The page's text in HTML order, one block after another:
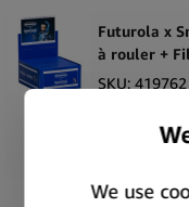
Futurola x
à rouler +
SKU: 419762